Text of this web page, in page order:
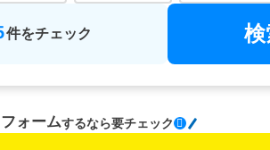
件をチェック 検
ォームするなら要チェック